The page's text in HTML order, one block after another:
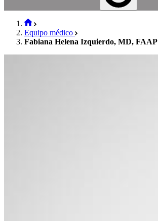
Equipo médico
Fabiana Helena Izquierdo, MD, FAAP